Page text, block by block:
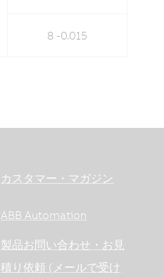
8 -0.015
カスタマー・マガジン
ABB Automation
製品お問い合わせ・お見
積り依頼 (メールで受け